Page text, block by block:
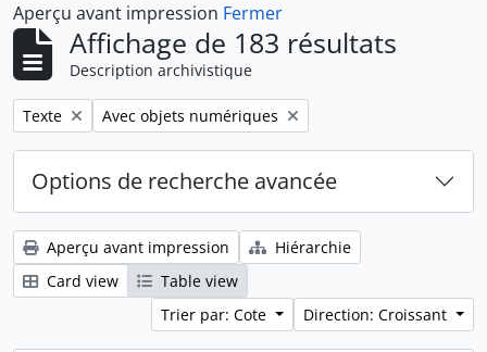
Aperçu avant impression Fermer
Affichage de 183 résultats
Description archivistique
Remove filter:
Texte Remove filter:
Avec objets numériques
Options de recherche avancée
Aperçu avant impression
Hiérarchie
Card view
Table view
Trier par: Cote
Direction: Croissant